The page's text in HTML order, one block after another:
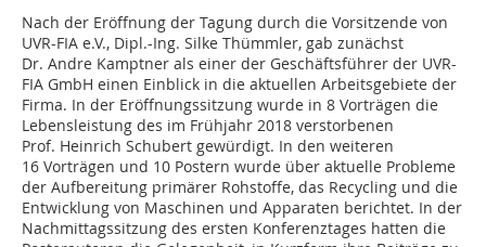
Nach der Eröffnung der Tagung durch die Vorsitzende von
UVR-FIA e.V., Dipl.-Ing. Silke Thümmler, gab zunächst
Dr. Andre Kamptner als einer der Geschäftsführer der UVR-
FIA GmbH einen Einblick in die aktuellen Arbeitsgebiete der
Firma. In der Eröffnungssitzung wurde in 8 Vorträgen die
Lebensleistung des im Frühjahr 2018 verstorbenen
Prof. Heinrich Schubert gewürdigt. In den weiteren
16 Vorträgen und 10 Postern wurde über aktuelle Probleme
der Aufbereitung primärer Rohstoffe, das Recycling und die
Entwicklung von Maschinen und Apparaten berichtet. In der
Nachmittagssitzung des ersten Konferenztages hatten die